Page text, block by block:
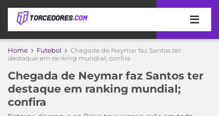
APOSTAS
DE
APOSTA
COPA
DO
Home Futebol
Chegada de Neymar faz Santos ter
destaque em ranking mundial; confira
Chegada de Neymar faz Santos ter
destaque em ranking mundial;
confira